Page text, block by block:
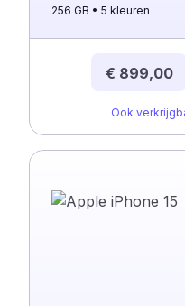
256 GB
5 kleuren
€ 899,00
Ook